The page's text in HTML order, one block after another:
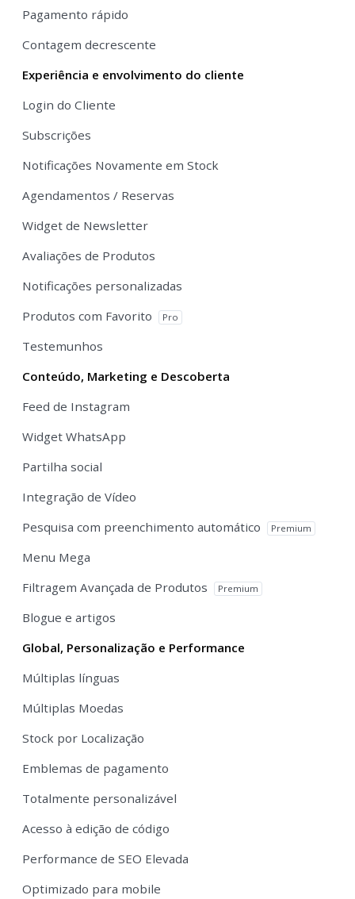
Pagamento rápido
Contagem decrescente
Experiência e envolvimento do cliente
Login do Cliente
Subscrições
Notificações Novamente em Stock
Agendamentos / Reservas
Widget de Newsletter
Avaliações de Produtos
Notificações personalizadas
Produtos com Favorito
Pro
Testemunhos
Conteúdo, Marketing e Descoberta
Feed de Instagram
Widget WhatsApp
Partilha social
Integração de Vídeo
Pesquisa com preenchimento automático
Premium
Menu Mega
Filtragem Avançada de Produtos
Premium
Blogue e artigos
Global, Personalização e Performance
Múltiplas línguas
Múltiplas Moedas
Stock por Localização
Emblemas de pagamento
Totalmente personalizável
Acesso à edição de código
Performance de SEO Elevada
Optimizado para mobile